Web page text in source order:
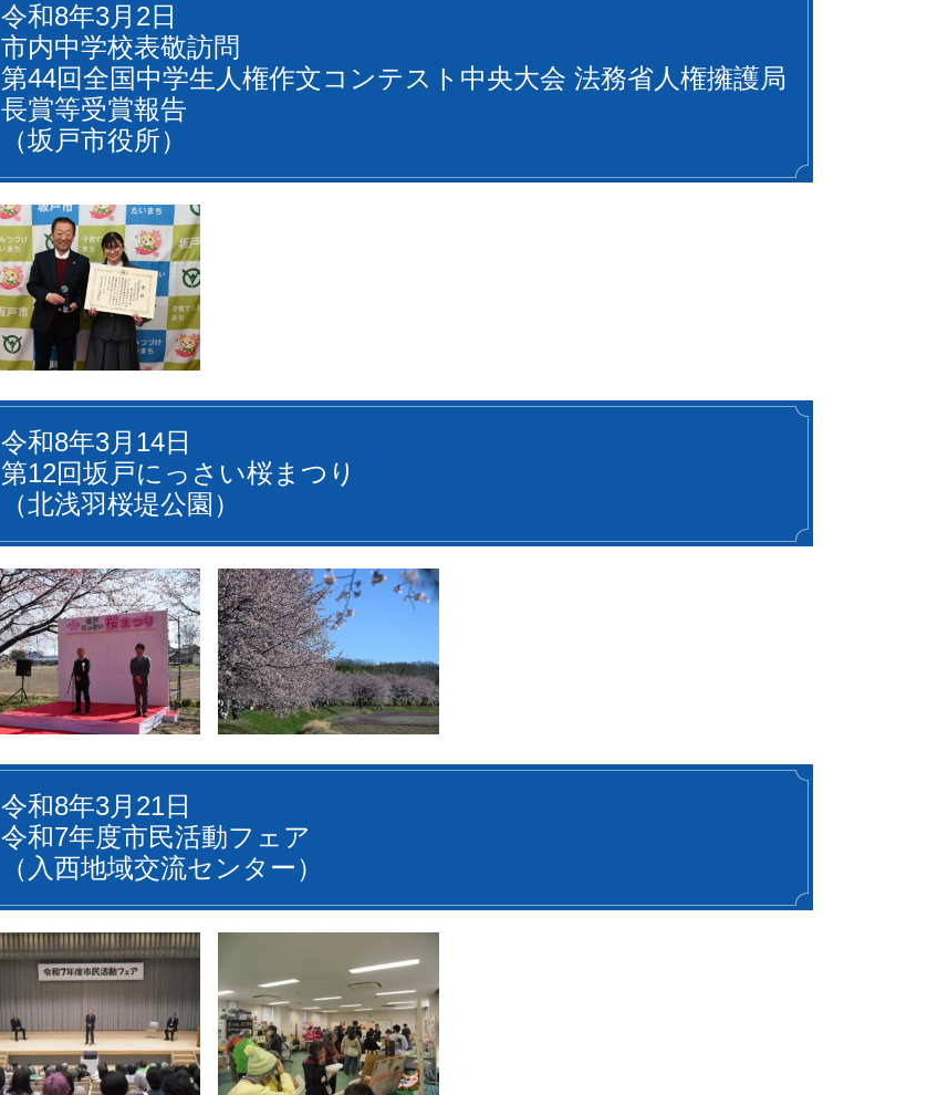
令和8年3月2日
市内中学校表敬訪問
第44回全国中学生人権作文コンテスト中央大会 法務省人権擁護局
長賞等受賞報告
（坂戸市役所）
令和8年3月14日
第12回坂戸にっさい桜まつり
（北浅羽桜堤公園）
令和8年3月21日
令和7年度市民活動フェア
（入西地域交流センター）